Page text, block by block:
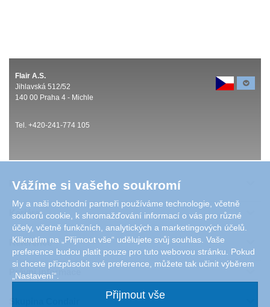
Flair A.S.
Jihlavská 512/52
140 00 Praha 4 - Michle
Tel. +420-241-774 105
Produkty
Kariéra
Reference
Právní informace
Vážíme si vašeho soukromí
My a naši obchodní partneři používáme technologie, včetně
souborů cookie, k shromažďování informací o vás pro různé
účely, včetně funkčních, analytických a marketingových účelů.
Kliknutím na „Přijmout vše“ udělujete svůj souhlas. Vaše
preference budou platit pouze pro tuto webovou stránku. Pokud
si chcete přizpůsobit své preference, můžete tak učinit výběrem
„Nastavení“.
Přijmout vše